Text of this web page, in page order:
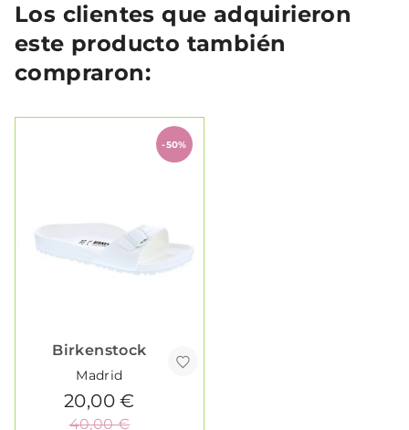
Los clientes que adquirieron
este producto también
compraron:
-50%
Birkenstock
Madrid
20,00 €
40,00 €